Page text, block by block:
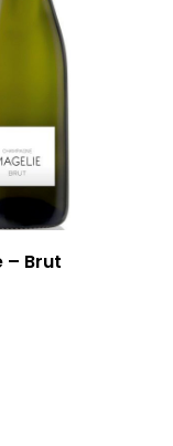
– Brut